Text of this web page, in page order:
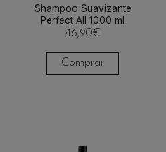
Shampoo Suavizante
Perfect All 1000 ml
46,90€
Comprar